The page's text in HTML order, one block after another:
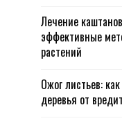
Лечение
эффективные
растений
Ожог листьев:
деревья от